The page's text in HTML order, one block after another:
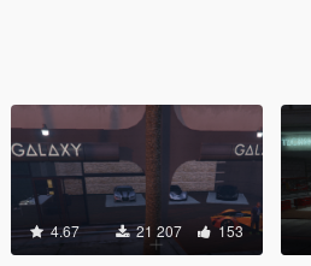
4.67 21 207 153